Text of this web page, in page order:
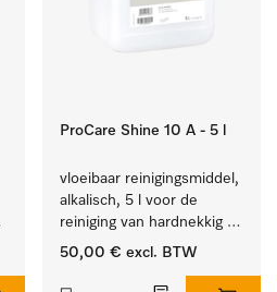
ProCare Shine 10 A - 5 l
vloeibaar reinigingsmiddel,
alkalisch, 5 l voor de
reiniging van hardnekkig
vuil op serviesgoed,
50,00 € excl. BTW